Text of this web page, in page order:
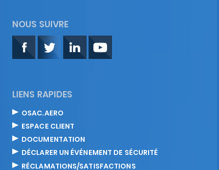
NOUS SUIVRE
LIENS RAPIDES
OSAC.AERO
ESPACE CLIENT
DOCUMENTATION
DÉCLARER UN ÉVÉNEMENT DE SÉCURITÉ
RÉCLAMATIONS/SATISFACTIONS